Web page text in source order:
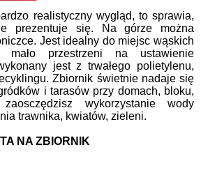
realistyczny wygląd, to sprawia,
prezentuje się. Na górze można
Jest idealny do miejsc wąskich
przestrzeni na ustawienie
jest z trwałego polietylenu,
Zbiornik świetnie nadaje się
i tarasów przy domach, bloku,
wykorzystanie wody
trawnika, kwiatów, zieleni.
NA ZBIORNIK